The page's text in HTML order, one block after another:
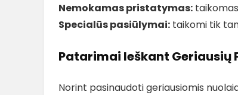
Nemokamas pristatymas:
Specialūs pasiūlymai: taikomi tik
Patarimai Ieškant Geriausių
Norint pasinaudoti geriausiomis